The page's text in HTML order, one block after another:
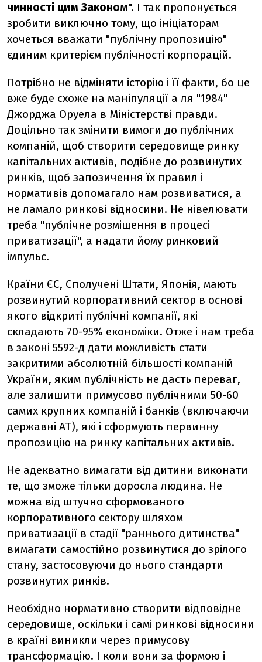
чинності цим Законом". І так пропонується
зробити виключно тому, що ініціаторам
хочеться вважати "публічну пропозицію"
єдиним критерієм публічності корпорацій.
Потрібно не відміняти історію і її факти, бо це
вже буде схоже на маніпуляції а ля "1984"
Джорджа Оруела в Міністерстві правди.
Доцільно так змінити вимоги до публічних
компаній, щоб створити середовище ринку
капітальних активів, подібне до розвинутих
ринків, щоб запозичення їх правил і
нормативів допомагало нам розвиватися, а
не ламало ринкові відносини. Не нівелювати
треба "публічне розміщення в процесі
приватизації", а надати йому ринковий
імпульс.
Країни ЄС, Сполучені Штати, Японія, мають
розвинутий корпоративний сектор в основі
якого відкриті публічні компанії, які
складають 70-95% економіки. Отже і нам треба
в законі 5592-д дати можливість стати
закритими абсолютній більшості компаній
України, яким публічність не дасть переваг,
але залишити примусово публічними 50-60
самих крупних компаній і банків (включаючи
державні АТ), які і сформують первинну
пропозицію на ринку капітальних активів.
Не адекватно вимагати від дитини виконати
те, що зможе тільки доросла людина. Не
можна від штучно сформованого
корпоративного сектору шляхом
приватизації в стадії "раннього дитинства"
вимагати самостійно розвинутися до зрілого
стану, застосовуючи до нього стандарти
розвинутих ринків.
Необхідно нормативно створити відповідне
середовище, оскільки і самі ринкові відносини
в країні виникли через примусову
трансформацію. І коли вони за формою і